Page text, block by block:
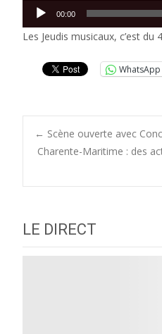
Lecteur
audio
00:00
Les Jeudis musicaux, c’est
WhatsApp
Post
← Scène ouverte avec
Charente-Maritime : des
LE DIRECT